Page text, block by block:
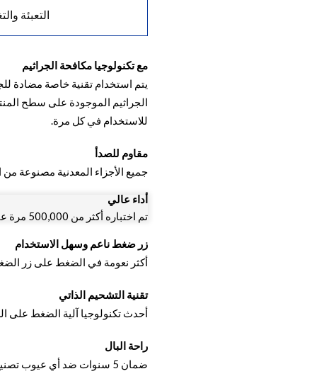
التعبئة
مع تكنولوجيا مكافحة الجراثيم
الجراثيم الموجودة على سطح
للاستخدام في كل مرة.
مقاوم للصدأ
جميع الأجزاء المعدنية مصنوعة من
أداء عالي
تم اختباره أكثر من 500,000 مرة عند ضغط 6 بار.
زر ضغط ناعم وسهل الاستخدام
أكثر نعومة في الضغط على زر
تقنية التشحيم الذاتي
أحدث تكنولوجيا آلية الضغط على
راحة البال
ضمان 5 سنوات ضد أي عيوب تصنيع.